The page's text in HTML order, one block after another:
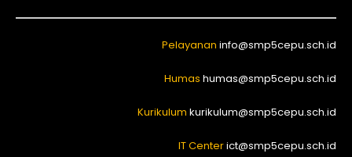
Pelayanan info@smp5cepu.sch.id
Humas humas@smp5cepu.sch.id
Kurikulum kurikulum@smp5cepu.sch.id
IT Centerict@smp5cepu.sch.id